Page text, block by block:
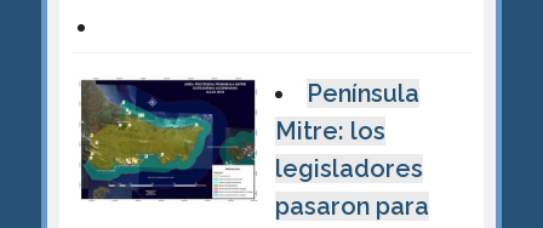
Península
Mitre: los
legisladores
pasaron para